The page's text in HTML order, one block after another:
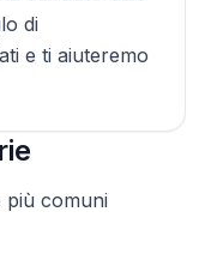
di
e ti aiuteremo
più comuni